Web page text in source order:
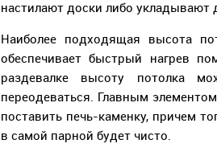
настилают доски либо
Наиболее подходящая высота
обеспечивает быстрый нагрев
раздевалке высоту потолка
переодеваться. Главным
поставить печь-каменку, причем
в самой парной будет чисто.